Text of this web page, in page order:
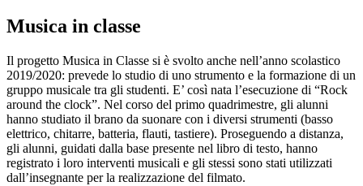
Musica in classe
Il progetto Musica in Classe si è svolto anche nell’anno scolastico
2019/2020: prevede lo studio di uno strumento e la formazione di un
gruppo musicale tra gli studenti. E’ così nata l’esecuzione di “Rock
around the clock”. Nel corso del primo quadrimestre, gli alunni
hanno studiato il brano da suonare con i diversi strumenti (basso
elettrico, chitarre, batteria, flauti, tastiere). Proseguendo a distanza,
gli alunni, guidati dalla base presente nel libro di testo, hanno
registrato i loro interventi musicali e gli stessi sono stati utilizzati
dall’insegnante per la realizzazione del filmato.